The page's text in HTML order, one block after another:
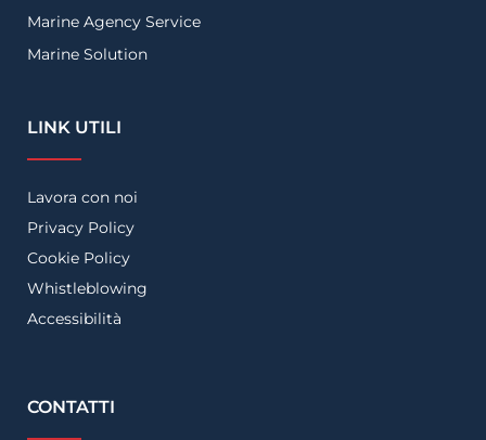
Marine Agency Service
Marine Solution
LINK UTILI
Lavora con noi
Privacy Policy
Cookie Policy
Whistleblowing
Accessibilità
CONTATTI